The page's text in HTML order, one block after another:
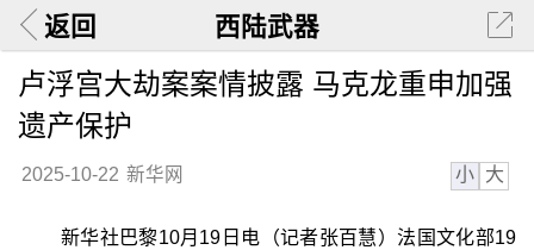
返回 西陆武器
卢浮宫大劫案案情披露 马克龙重申加强
遗产保护
2025-10-22 新华网 小 大
新华社巴黎10月19日电（记者张百慧）法国文化部19